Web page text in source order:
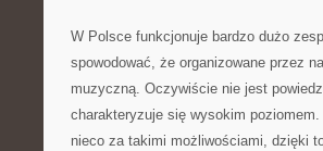
W Polsce funkcjonuje bardzo dużo
spowodować, że organizowane przez
muzyczną. Oczywiście nie jest
charakteryzuje się wysokim
nieco za takimi możliwościami, dzięki